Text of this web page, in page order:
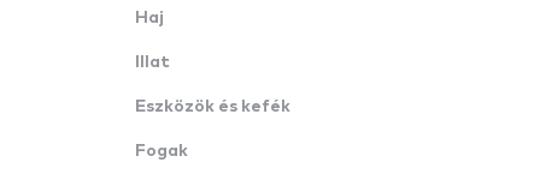
Haj
Illat
Eszközök és kefék
Fogak